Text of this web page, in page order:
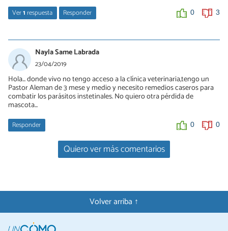
Ver1respuesta Responder 0 3
13/09/2019
me han dicho que con productos químicos desinfectantes...como
ej hipoclorito de sodio, o cloro, o agua oxigenada con roceador, o
todos o algunos de ellos juntos en el area...
0
Nayla Same Labrada
23/04/2019
Hola... donde vivo no tengo acceso a la clínica veterinaria,tengo un
Pastor Aleman de 3 mese y medio y necesito remedios caseros para
combatir los parásitos instetinales. No quiero otra pérdida de
mascota...
Responder 0 0
Quiero ver más comentarios
Volver arriba ↑